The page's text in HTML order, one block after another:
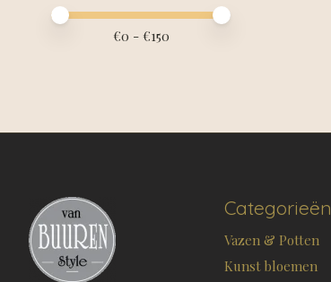
Minimale prijswaarde
Price maximum value
€0 - €150
Categorieën
Vazen & Potten
Kunst bloemen